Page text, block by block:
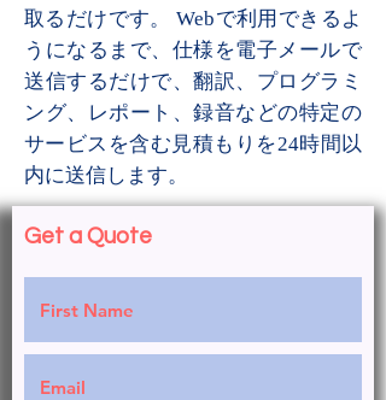
取るだけです。 Webで利用できるよ
うになるまで、仕様を電子メールで
送信するだけで、翻訳、プログラミ
ング、レポート、録音などの特定の
サービスを含む見積もりを24時間以
内に送信します。
Get a Quote